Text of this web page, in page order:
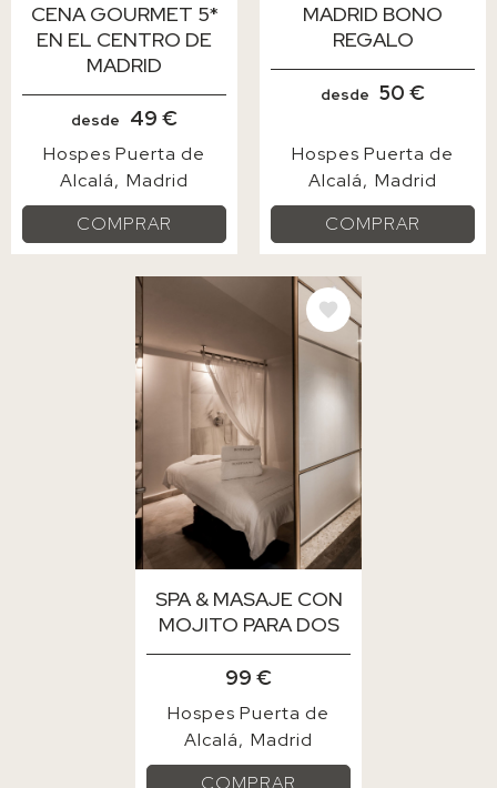
CENA GOURMET 5*
EN EL CENTRO DE
MADRID
desde 49 €
Hospes Puerta de
Alcalá
Madrid
COMPRAR
MADRID BONO
REGALO
desde 50 €
Hospes Puerta de
Alcalá
Madrid
COMPRAR
IMAGE
SPA & MASAJE CON
MOJITO PARA DOS
99 €
Hospes Puerta de
Alcalá
Madrid
COMPRAR